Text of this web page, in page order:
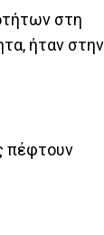
στη
ήταν στην
πέφτουν